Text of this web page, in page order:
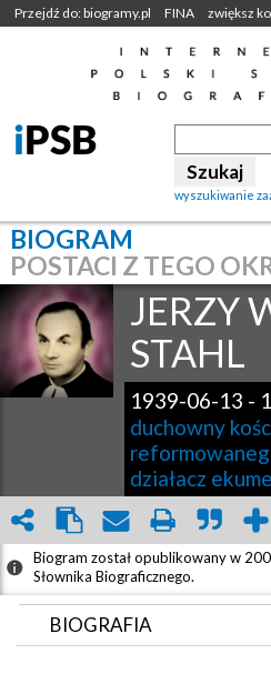
Przejdź do: biogramy.pl FINA zwiększ
wyszukiwanie
BIOGRAM
POSTACI Z TEGO
JERZY
STAHL
1939-06-13 -
duchowny
działacz
Biogram został opublikowany w
Słownika Biograficznego.
BIOGRAFIA